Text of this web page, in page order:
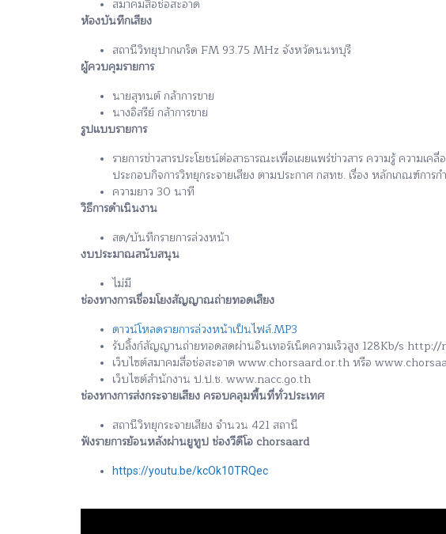
สมาคมสื่อช่อสะอาด
ห้องบันทึกเสียง
สถานีวิทยุปากเกร็ด FM 93.75 MHz จังหวัดนนทบุรี
ผู้ควบคุมรายการ
นายสุทนต์ กล้าการขาย
นางอิสรีย์ กล้าการขาย
รูปแบบรายการ
รายการข่าวสารประโยชน์ต่อสาธารณะเพื่อเผยแพร่ข่าวสาร ความรู้ ควา
ประกอบกิจการวิทยุกระจายเสียง ตามประกาศ กสทช. เรื่อง หลักเกณฑ์กา
ความยาว 30 นาที
วิธีการดำเนินงาน
สด/บันทึกรายการล่วงหน้า
งบประมาณสนับสนุน
ไม่มี
ช่องทางการเชื่อมโยงสัญญาณถ่ายทอดเสียง
ดาวน์โหลดรายการล่วงหน้าเป็นไฟล์.MP3
รับลิ้งก์สัญญานถ่ายทอดสดผ่านอินเทอร์เน็ตความเร็วสูง 128Kb/s
เว็บไซต์สมาคมสื่อช่อสะอาด www.chorsaard.or.th หรือ
เว็บไซต์สำนักงาน ป.ป.ช. www.nacc.go.th
ช่องทางการส่งกระจายเสียง ครอบคลุมพื้นที่ทั่วประเทศ
สถานีวิทยุกระจายเสียง จำนวน 421 สถานี
ฟังรายการย้อนหลังผ่านยูทูป ช่องวีดีโอ chorsaard
https://youtu.be/kcOk10TRQec